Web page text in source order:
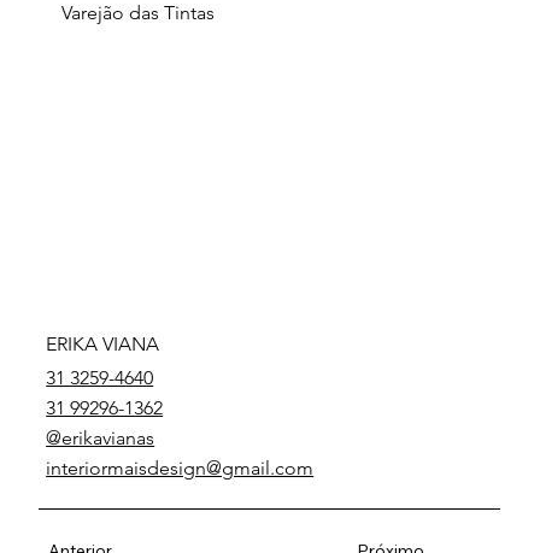
Varejão das Tintas
ERIKA VIANA
31 3259-4640
31 99296-1362
@erikavianas
interiormaisdesign@gmail.com